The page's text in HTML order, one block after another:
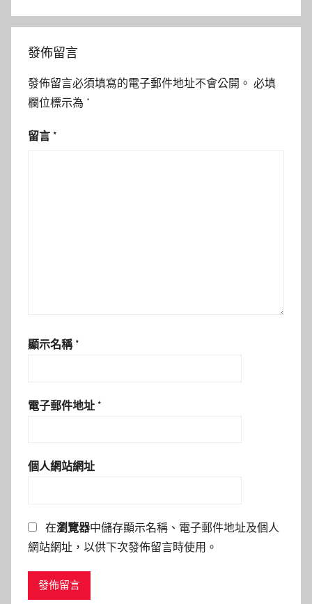
發佈留言
發佈留言必須填寫的電子郵件地址不會公開。 必填
欄位標示為 *
留言 *
顯示名稱 *
電子郵件地址 *
個人網站網址
在瀏覽器中儲存顯示名稱、電子郵件地址及個人
網站網址，以供下次發佈留言時使用。